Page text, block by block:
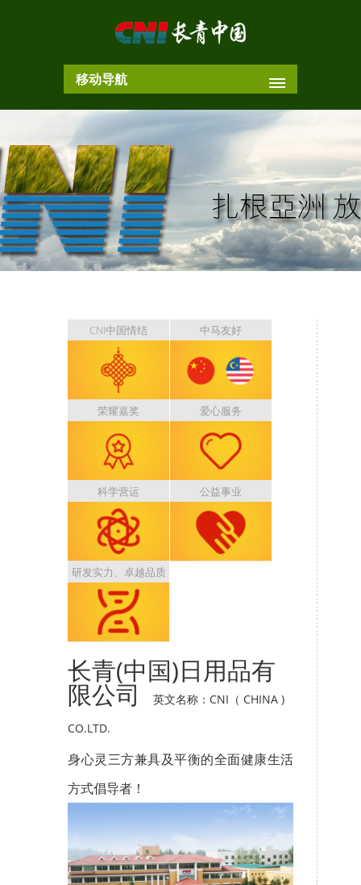
移动导航
CNI中国情结 中马友好
荣耀嘉奖 爱心服务
科学营运 公益事业
研发实力、卓越品质
长青(中国)日用品有
限公司
英文名称：CNI（ CHINA )
CO.LTD.
身心灵三方兼具及平衡的全面健康生活
方式倡导者！